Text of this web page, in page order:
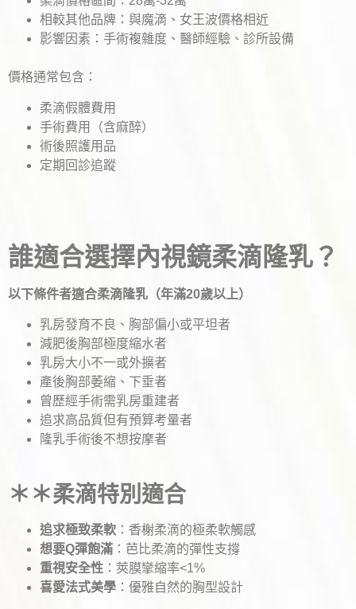
相較其他品牌：與魔滴、女王波價格相近
影響因素：手術複雜度、醫師經驗、診所設備
價格通常包含：
柔滴假體費用
手術費用（含麻醉）
術後照護用品
定期回診追蹤
誰適合選擇內視鏡柔滴隆乳？
以下條件者適合柔滴隆乳（年滿20歲以上）
乳房發育不良、胸部偏小或平坦者
減肥後胸部極度縮水者
乳房大小不一或外擴者
產後胸部萎縮、下垂者
曾歷經手術需乳房重建者
追求高品質但有預算考量者
隆乳手術後不想按摩者
＊＊柔滴特別適合
追求極致柔軟 ：香榭柔滴的極柔軟觸感
想要Q彈飽滿 ：芭比柔滴的彈性支撐
重視安全性 ：莢膜攣縮率<1%
喜愛法式美學 ：優雅自然的胸型設計